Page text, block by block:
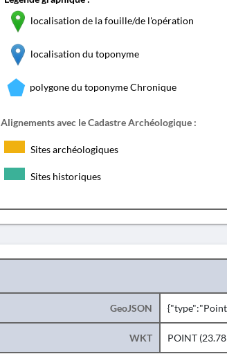
localisation de la fouille/de l'opération
localisation du toponyme
polygone du toponyme Chronique
Alignements avec le Cadastre Archéologique :
Sites archéologiques
Sites historiques
GeoJSON
WKT POINT